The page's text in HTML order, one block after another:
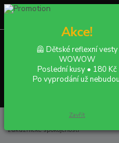
+420 702 855 412
Souhlas se zpracováním
zákaznické spokojenosti
Akce!
🦺 Dětské reflexní vesty
WOWOW
Poslední kusy • 180 Kč
Po vyprodání už
Zavřít